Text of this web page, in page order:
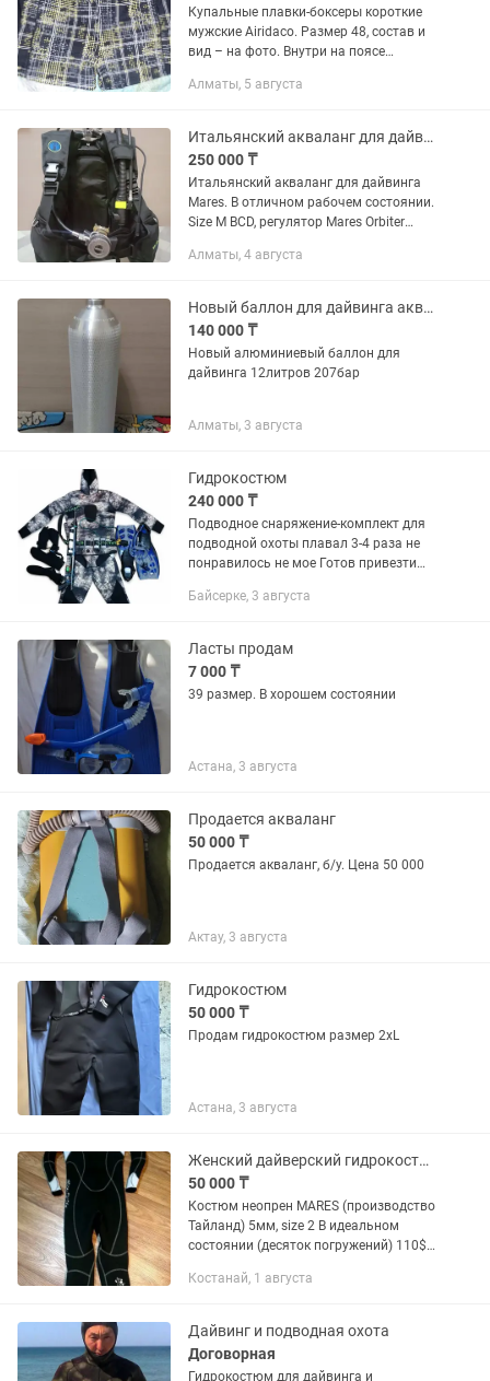
Купальные плавки-боксеры короткие
мужские Airidaco. Размер 48, состав и
вид – на фото. Внутри на поясе
Резинка примерно 1,5 см, завязка на
Алматы, 5 августа
Итальянский акваланг для дайвинга Mares
250 000 ₸
Итальянский акваланг для дайвинга
Mares. В отличном рабочем состоянии.
Size М BCD, регулятор Mares Orbiter
Заправленный. Возможно изменение
Алматы, 4 августа
Новый баллон для дайвинга акваланга
140 000 ₸
Новый алюминиевый баллон для
дайвинга 12литров 207бар
Алматы, 3 августа
Гидрокостюм
240 000 ₸
Подводное снаряжение-комплект для
подводной охоты плавал 3-4 раза не
понравилось не мое Готов привезти
Алматы В эту цену входит
Байсерке, 3 августа
Ласты продам
7 000 ₸
39 размер. В хорошем состоянии
Астана, 3 августа
Продается акваланг
50 000 ₸
Продается акваланг, б/у. Цена 50 000
Актау, 3 августа
Гидрокостюм
50 000 ₸
Продам гидрокостюм размер 2xL
Астана, 3 августа
Женский дайверский гидрокостюм
50 000 ₸
Костюм неопрен MARES (производство
Тайланд) 5мм, size 2 В идеальном
состоянии (десяток погружений) 110$
Костанай, 1 августа
Дайвинг и подводная охота
Договорная
Гидрокостюм для дайвинга и